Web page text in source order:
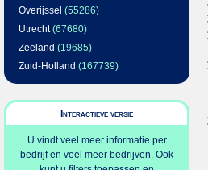
Overijssel (55286)
Utrecht(67680)
Zeeland (19685)
Zuid-Holland (167739)
Interactieve versie
U vindt veel meer informatie per
bedrijf en veel meer bedrijven. Ook